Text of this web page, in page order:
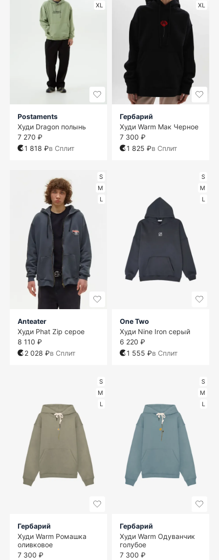
XL
Postaments
Худи Dragon полынь
7 270 ₽
1 818 ₽в Сплит
XL
Гербарий
Худи Warm Мак Черное
7 300 ₽
1 825 ₽в Сплит
S
M
L
Anteater
Худи Phat Zip серое
8 110 ₽
2 028 ₽в Сплит
S
M
L
One Two
Худи Nine Iron серый
6 220 ₽
1 555 ₽в Сплит
S
M
L
Гербарий
Худи Warm Ромашка
оливковое
7 300 ₽
S
M
L
Гербарий
Худи Warm Одуванчик
голубое
7 300 ₽